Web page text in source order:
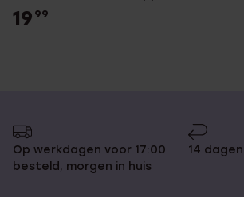
19 99
Op werkdagen voor 17:00
besteld, morgen in huis
14